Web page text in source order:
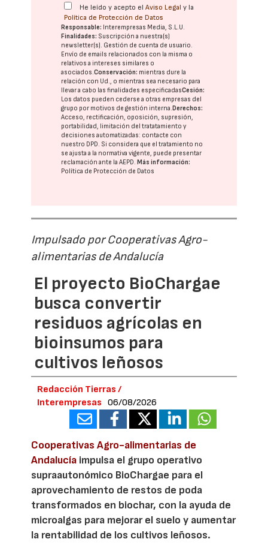
He leído y acepto elAviso Legal y la
Política de Protección de Datos
Responsable: Interempresas Media, S.L.U.
Finalidades: Suscripción a nuestra(s)
newsletter(s). Gestión de cuenta de usuario.
Envío de emails relacionados con la misma o
relativos a intereses similares o
asociados.Conservación: mientras dure la
relación con Ud., o mientras sea necesario para
llevar a cabo las finalidades especificadasCesión:
Los datos pueden cederse a otras empresas del
grupo por motivos de gestión interna. Derechos:
Acceso, rectificación, oposición, supresión,
portabilidad, limitación del tratatamiento y
decisiones automatizadas: contacte con
nuestro DPD. Si considera que el tratamiento no
se ajusta a la normativa vigente, puede presentar
reclamación ante laAEPD. Más información:
Política de Protección de Datos
Impulsado por Cooperativas Agro-
alimentarias de Andalucía
El proyecto BioChargae
busca convertir
residuos agrícolas en
bioinsumos para
cultivos leñosos
Redacción Tierras /
Interempresas
06/08/2026
Cooperativas Agro-alimentarias de
Andalucía impulsa el grupo operativo
supraautonómico BioChargae para el
aprovechamiento de restos de poda
transformados en biochar, con la ayuda de
microalgas para mejorar el suelo y aumentar
la rentabilidad de los cultivos leñosos.